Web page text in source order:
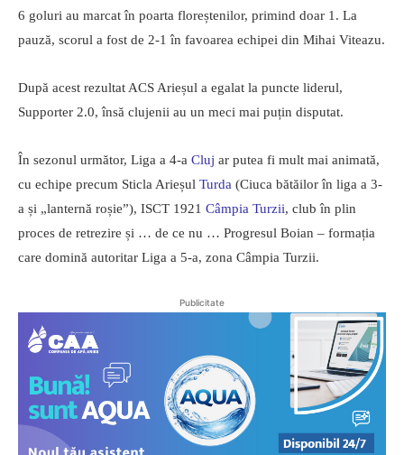
6 goluri au marcat în poarta floreștenilor, primind doar 1. La
pauză, scorul a fost de 2-1 în favoarea echipei din Mihai Viteazu.
După acest rezultat ACS Arieșul a egalat la puncte liderul,
Supporter 2.0, însă clujenii au un meci mai puțin disputat.
În sezonul următor, Liga a 4-a Cluj ar putea fi mult mai animată,
cu echipe precum Sticla Arieșul Turda (Ciuca bătăilor în liga a 3-
a și „lanternă roșie”), ISCT 1921 Câmpia Turzii, club în plin
proces de retrezire și … de ce nu … Progresul Boian – formația
care domină autoritar Liga a 5-a, zona Câmpia Turzii.
Publicitate